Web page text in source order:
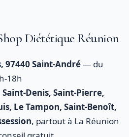
Diététique Réunion
97440 Saint-André— du
18h
Saint-Denis, Saint-Pierre,
Le Tampon, Saint-Benoît,
, partout à La Réunion